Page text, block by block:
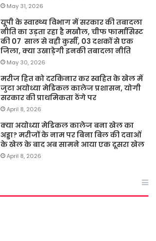
May 31, 2026
यूपी के स्वास्थ्य विभाग में सरकार की तबादला
नीति का उड़ता रहा है मखौल, चीफ फार्मासिस्ट
की 07 साल से वही कुर्सी, 03 दशकों से एक
जिला, क्या उखाड़ेगी इनकी तबादला नीति
May 30, 2026
मरीज हित को दरकिनार कर स्वहित के खेल में
जुटा अयोध्या मेडिकल कालेज प्रशासन, योगी
सरकार की प्राथमिकता ठेंगे पर
April 8, 2026
क्या अयोध्या मेडिकल कालेज बना खेल का
अड्डा? मरीजों के नाम पर बिना बिल की दवाओं
के खेल के बाद अब सामने आया एक दूसरा खेल
April 8, 2026